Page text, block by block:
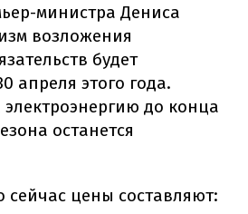
министра Дениса
возложения
будет
апреля этого года.
до конца
останется
сейчас цены составляют: